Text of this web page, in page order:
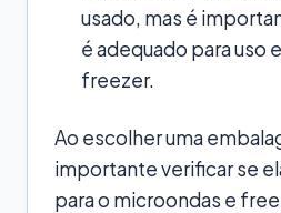
usado, mas é
é adequado para uso
freezer.
Ao escolher uma
importante verificar se
para o microondas e